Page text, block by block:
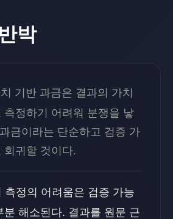
박
기반 과금은 결과의 가치
측정하기 어려워 분쟁을 낳
금이라는 단순하고 검증 가
회귀할 것이다.
측정의 어려움은 검증 가능
분 해소된다. 결과를 원문 근